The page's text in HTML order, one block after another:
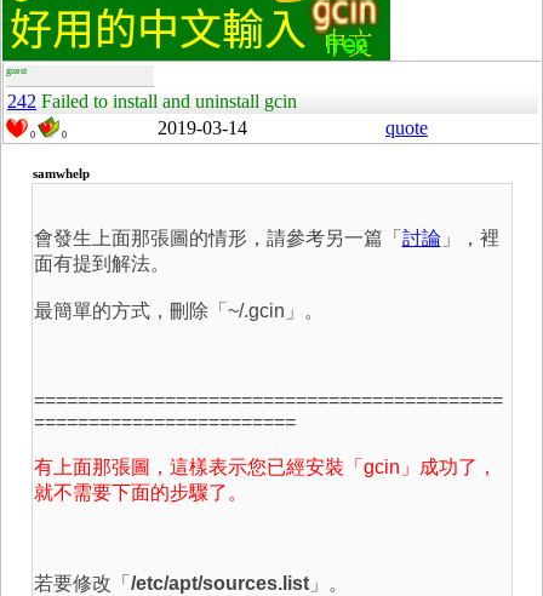
guest
242 Failed to install and uninstall gcin
0 0 2019-03-14 quote
samwhelp
會發生上面那張圖的情形，請參考另一篇「 討論」，裡
面有提到解法。
最簡單的方式，刪除「~/.gcin」。
===========================================
========================
有上面那張圖，這樣表示您已經安裝「gcin」成功了，
就不需要下面的步驟了。
若要修改「 /etc/apt/sources.list」。